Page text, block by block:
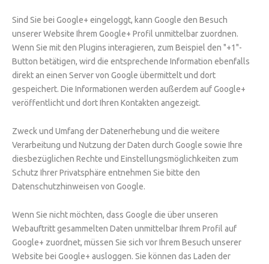
Sind Sie bei Google+ eingeloggt, kann Google den Besuch
unserer Website Ihrem Google+ Profil unmittelbar zuordnen.
Wenn Sie mit den Plugins interagieren, zum Beispiel den "+1"-
Button betätigen, wird die entsprechende Information ebenfalls
direkt an einen Server von Google übermittelt und dort
gespeichert. Die Informationen werden außerdem auf Google+
veröffentlicht und dort Ihren Kontakten angezeigt.
Zweck und Umfang der Datenerhebung und die weitere
Verarbeitung und Nutzung der Daten durch Google sowie Ihre
diesbezüglichen Rechte und Einstellungsmöglichkeiten zum
Schutz Ihrer Privatsphäre entnehmen Sie bitte den
Datenschutzhinweisen von Google.
Wenn Sie nicht möchten, dass Google die über unseren
Webauftritt gesammelten Daten unmittelbar Ihrem Profil auf
Google+ zuordnet, müssen Sie sich vor Ihrem Besuch unserer
Website bei Google+ ausloggen. Sie können das Laden der